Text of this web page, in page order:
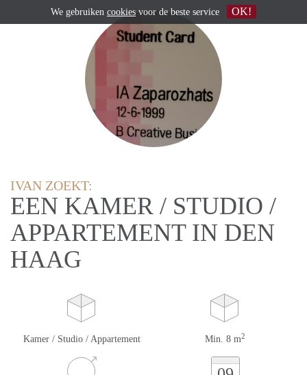
IVAN ZOEKT:
EEN KAMER / STUDIO /
APPARTEMENT IN DEN
HAAG
Kamer / Studio / Appartement Min. 8 m2
We gebruiken cookies voor de beste service OK!